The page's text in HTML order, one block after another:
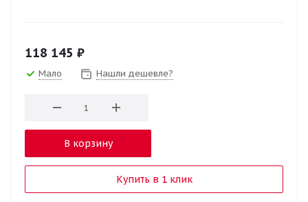
118 145 ₽
Мало Нашли дешевле?
В корзину
Купить в 1 клик